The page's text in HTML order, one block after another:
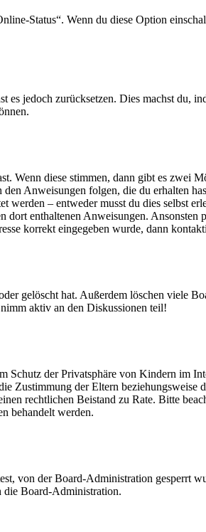
Status“. Wenn du diese Option
jedoch zurücksetzen. Dies machst du,
Wenn diese stimmen, dann gibt es zwei
Anweisungen folgen, die du erhalten
– entweder musst du dies selbst
enthaltenen Anweisungen.
korrekt eingegeben wurde, dann
gelöscht hat. Außerdem löschen viele
aktiv an den Diskussionen teil!
der Privatsphäre von Kindern im
Zustimmung der Eltern beziehungsweise
rechtlichen Beistand zu Rate. Bitte
behandelt werden.
von der Board-Administration gesperrt
die Board-Administration.